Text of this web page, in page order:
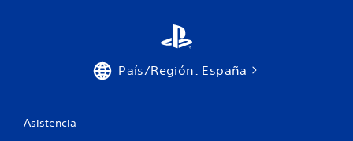
País/Región: España
Asistencia